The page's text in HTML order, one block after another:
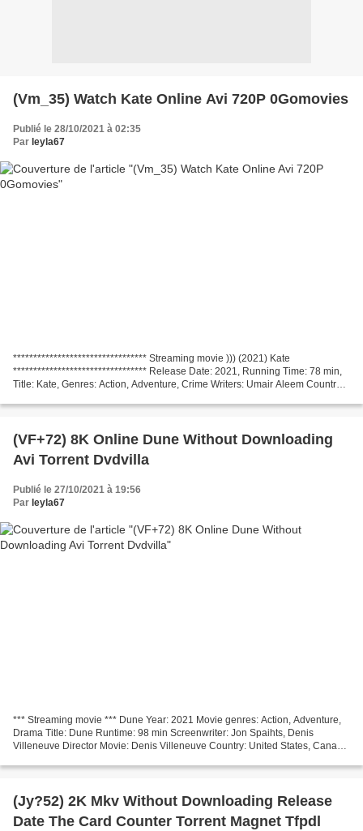
(Vm_35) Watch Kate Online Avi 720P 0Gomovies
Publié le 28/10/2021 à 02:35
Par leyla67
********************************* Streaming movie ))) (2021) Kate
********************************* Release Date: 2021, Running Time: 78 min,
Title: Kate, Genres: Action, Adventure, Crime Writers: Umair Aleem Country:
(VF+72) 8K Online Dune Without Downloading
Avi Torrent Dvdvilla
Publié le 27/10/2021 à 19:56
Par leyla67
*** Streaming movie *** Dune Year: 2021 Movie genres: Action, Adventure,
Drama Title: Dune Runtime: 98 min Screenwriter: Jon Spaihts, Denis
Villeneuve Director Movie: Denis Villeneuve Country: United States, Canada
(Jy?52) 2K Mkv Without Downloading Release
Date The Card Counter Torrent Magnet Tfpdl